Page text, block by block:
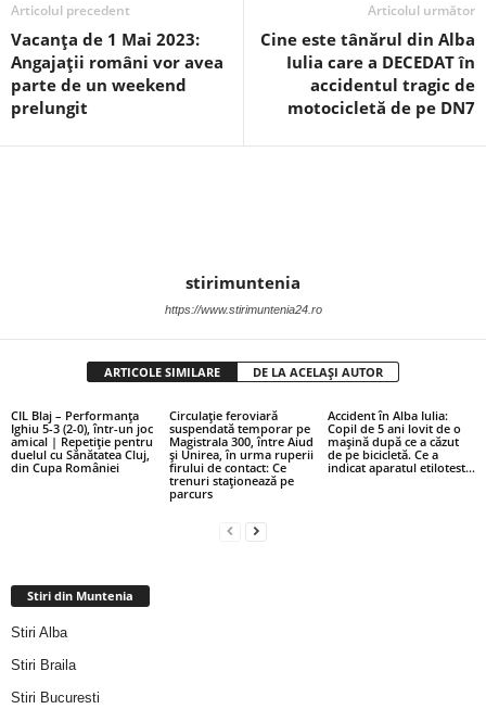
Articolul precedent
Vacanța de 1 Mai 2023:
Angajații români vor avea
parte de un weekend
prelungit
Articolul următor
Cine este tânărul din Alba
Iulia care a DECEDAT în
accidentul tragic de
motocicletă de pe DN7
stirimuntenia
https://www.stirimuntenia24.ro
ARTICOLE SIMILARE DE LA ACELAȘI AUTOR
CIL Blaj – Performanța
Ighiu 5-3 (2-0), într-un joc
amical | Repetiție pentru
duelul cu Sănătatea Cluj,
din Cupa României
Circulație feroviară
suspendată temporar pe
Magistrala 300, între Aiud
și Unirea, în urma ruperii
firului de contact: Ce
trenuri staționează pe
parcurs
Accident în Alba Iulia:
Copil de 5 ani lovit de o
mașină după ce a căzut
de pe bicicletă. Ce a
indicat aparatul etilotest...
Stiri din Muntenia
Stiri Alba
Stiri Braila
Stiri Bucuresti